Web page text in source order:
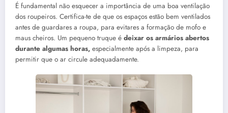
É fundamental não esquecer a importância de uma boa ventilação
dos roupeiros. Certifica-te de que os espaços estão bem ventilados
antes de guardares a roupa, para evitares a formação de mofo e
maus cheiros. Um pequeno truque é deixar os armários abertos
durante algumas horas, especialmente após a limpeza, para
permitir que o ar circule adequadamente.